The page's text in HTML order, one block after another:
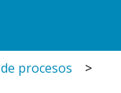
procesos